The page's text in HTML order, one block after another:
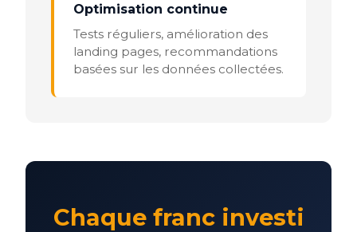
Optimisation continue
Tests réguliers, amélioration des
landing pages, recommandations
basées sur les données collectées.
Chaque franc investi